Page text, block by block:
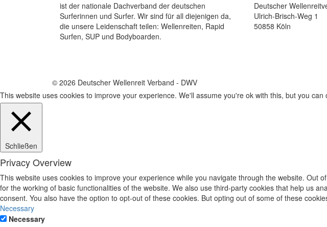
ist der nationale Dachverband der deutschen
Surferinnen und Surfer. Wir sind für all diejenigen da,
die unsere Leidenschaft teilen: Wellenreiten, Rapid
Surfen, SUP und Bodyboarden.
Deutscher
Ulrich-Brisch-Weg 1
50858 Köln
© 2026 Deutscher Wellenreit Verband - DWV
This website uses cookies to improve your experience. We'll assume you're ok with this, but you can
Schließen
Privacy Overview
This website uses cookies to improve your experience while you navigate through the website.
for the working of basic functionalities of the website. We also use third-party cookies that help us
consent. You also have the option to opt-out of these cookies. But opting out of some of these
Necessary
Necessary